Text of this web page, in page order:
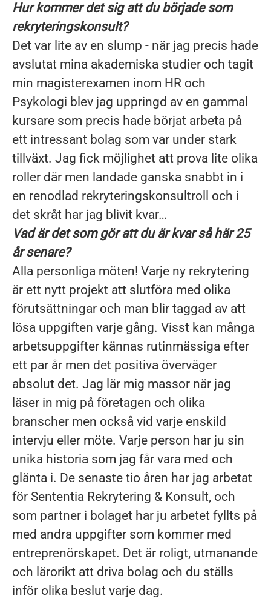
Hur kommer det sig att du började som
rekryteringskonsult?
Det var lite av en slump - när jag precis hade
avslutat mina akademiska studier och tagit
min magisterexamen inom HR och
Psykologi blev jag uppringd av en gammal
kursare som precis hade börjat arbeta på
ett intressant bolag som var under stark
tillväxt. Jag fick möjlighet att prova lite olika
roller där men landade ganska snabbt in i
en renodlad rekryteringskonsultroll och i
det skråt har jag blivit kvar…
Vad är det som gör att du är kvar så här 25
år senare?
Alla personliga möten! Varje ny rekrytering
är ett nytt projekt att slutföra med olika
förutsättningar och man blir taggad av att
lösa uppgiften varje gång. Visst kan många
arbetsuppgifter kännas rutinmässiga efter
ett par år men det positiva överväger
absolut det. Jag lär mig massor när jag
läser in mig på företagen och olika
branscher men också vid varje enskild
intervju eller möte. Varje person har ju sin
unika historia som jag får vara med och
glänta i. De senaste tio åren har jag arbetat
för Sententia Rekrytering & Konsult, och
som partner i bolaget har ju arbetet fyllts på
med andra uppgifter som kommer med
entreprenörskapet. Det är roligt, utmanande
och lärorikt att driva bolag och du ställs
inför olika beslut varje dag.